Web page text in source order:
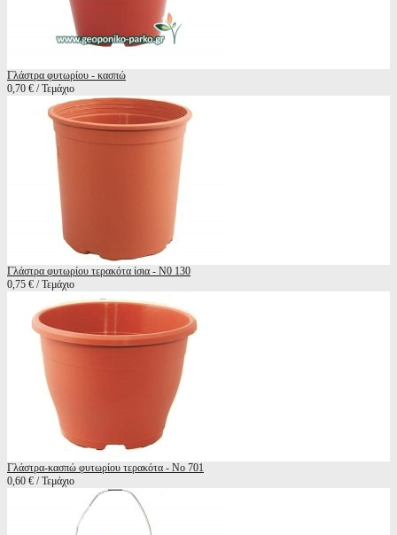
Γλάστρα φυτωρίου - κασπώ
0,70 € / Τεμάχιο
Γλάστρα φυτωρίου τερακότα ίσια - Ν0 130
0,75 € / Τεμάχιο
Γλάστρα-κασπώ φυτωρίου τερακότα - Νο 701
0,60 € / Τεμάχιο